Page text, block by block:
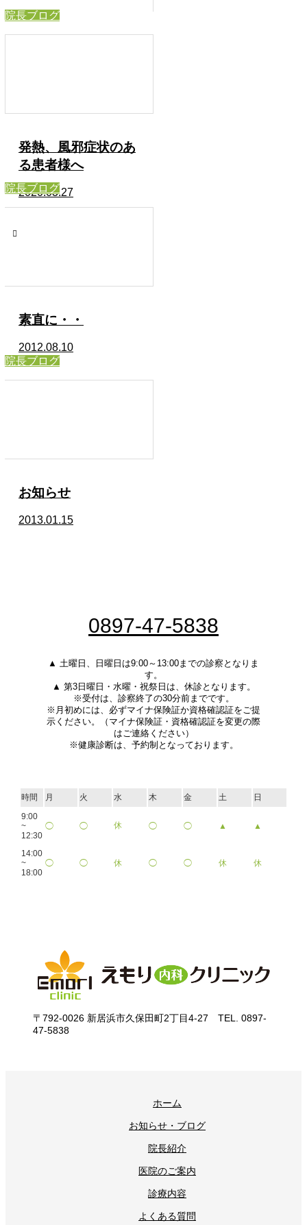
院長ブログ
発熱、風邪症状のあ
る患者様へ
2020.03.27
院長ブログ
素直に・・
2012.08.10
院長ブログ
お知らせ
2013.01.15
0897-47-5838
▲ 土曜日、日曜日は9:00～13:00までの診察となりま
す。
▲ 第3日曜日・水曜・祝祭日は、休診となります。
※受付は、診察終了の30分前までです。
※月初めには、必ずマイナ保険証か資格確認証をご提
示ください。（マイナ保険証・資格確認証を変更の際
はご連絡ください）
※健康診断は、予約制となっております。
時間 月 火 水 木 金 土
日
9:00
~
12:30
◯ ◯ 休 ◯ ◯ ▲ ▲
14:00
~
18:00
◯ ◯ 休 ◯ ◯ 休 休
〒792-0026 新居浜市久保田町2丁目4-27 TEL. 0897-
47-5838
ホーム
お知らせ・ブログ
院長紹介
医院のご案内
診療内容
よくある質問